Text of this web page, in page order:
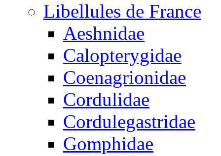
Libellules de France
Aeshnidae
Calopterygidae
Coenagrionidae
Cordulidae
Cordulegastridae
Gomphidae